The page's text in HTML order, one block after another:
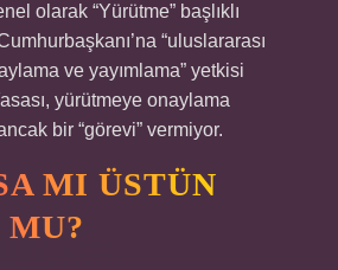
olarak “Yürütme” başlıklı
“uluslararası
ve yayımlama” yetkisi
yürütmeye onaylama
bir “görevi” vermiyor.
MI ÜSTÜN